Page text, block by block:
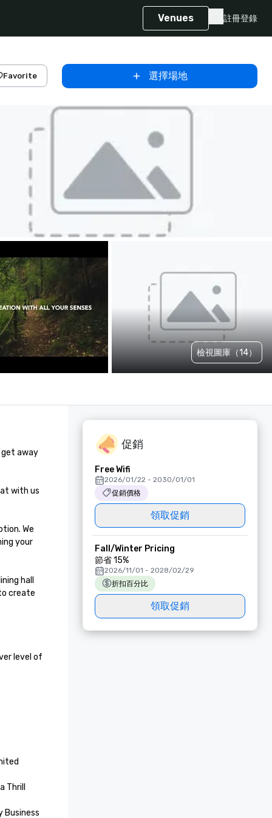
Venues 註冊登錄
Favorite 選擇場地
檢視圖庫（14）
get away
with us
We
your
hall
create
level of
Thrill
Business
促銷
Free Wifi
2026/01/22 - 2030/01/01
促銷價格
領取促銷
Fall/Winter Pricing
節省 15%
2026/11/01 - 2028/02/29
折扣百分比
領取促銷